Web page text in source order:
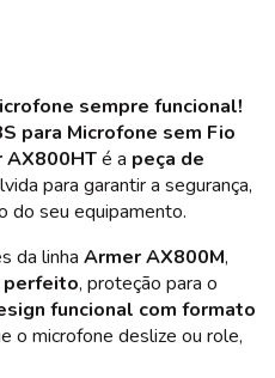
sempre funcional!
para Microfone sem Fio
AX800HTé a peça de
para garantir a segurança,
do seu equipamento.
da linha Armer AX800M,
perfeito, proteção para o
funcional com formato
o microfone deslize ou role,